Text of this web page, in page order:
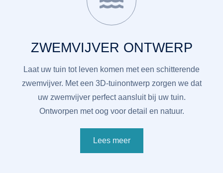
ZWEMVIJVER ONTWERP
Laat uw tuin tot leven komen met een schitterende
zwemvijver. Met een 3D-tuinontwerp zorgen we dat
uw zwemvijver perfect aansluit bij uw tuin.
Ontworpen met oog voor detail en natuur.
Lees meer